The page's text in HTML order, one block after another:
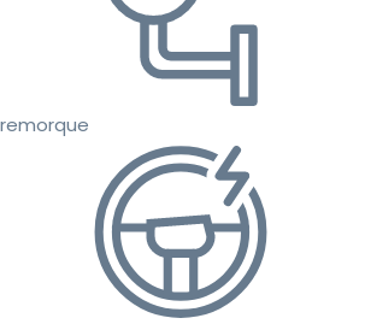
remorque